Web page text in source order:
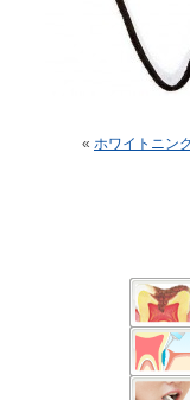
« ホワイトニン